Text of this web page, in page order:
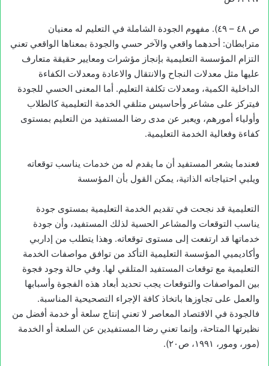
ص ٤٨ – ٤٩). مفهوم الجودة الشاملة في التعليم له معنيان
مترابطان: أحدهما واقعي والآخر حسي والجودة بمعناها الواقعي تعني
التزام المؤسسة التعليمية بإنجاز مؤشرات ومعايير حقيقة متعارف
عليها مثل معدلات النجاح والانتقال والاعادة ومعدلات الكفاءة
الداخلية الكمية، ومعدلات تكلفة التعليم. أما المعنى الحسي للجودة
فيتركز على مشاعر وأحاسيس متلقي الخدمة التعليمية كالطلاب
وأولياء أمورهم، ويعبر عن مدى رضا المستفيد من التعليم بمستوى
كفاءة وفعالية الخدمة التعليمية.
فعندما يشعر المستفيد أن ما يقدم له من خدمات يناسب توقعاته
ويلبي احتياجاته الذاتية، يمكن القول بأن المؤسسة
التعليمية قد نجحت في تقديم الخدمة التعليمية بمستوى جودة
يناسب التوقعات والمشاعر الحسية لذلك المستفيد، وأن جودة
خدماتها قد ارتفعت إلى مستوى توقعاته. وهذا يتطلب من إداربي
وأكاديميي المؤسسة التعليمية التأكد من توافق مواصفات الخدمة
التعليمية مع توقعات المستفيد المتلقي لها. وفي حالة وجود فجوة
بين المواصفات والتوقعات يجب تحديد أبعاد هذه الفجوة وأسبابها
والعمل على تجاوزها باتخاذ كافة الإجراء التصحيحية المناسبة.
فالجودة في الاقتصاد المعاصر لا تعني إنتاج سلعة أو خدمة أفضل من
نظيرتها المتاحة، وإنما تعني رضا المستفيدين عن السلعة أو الخدمة
(مور، ومور، ۱۹۹۱، ص۲۰).